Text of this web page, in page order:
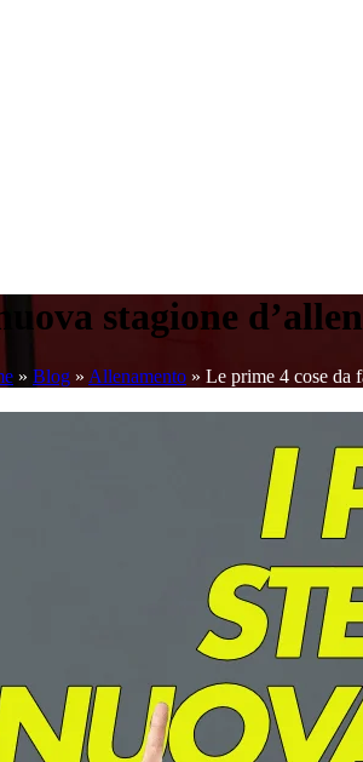
stagione
» Blog » Allenamento » Le prime 4 cose da